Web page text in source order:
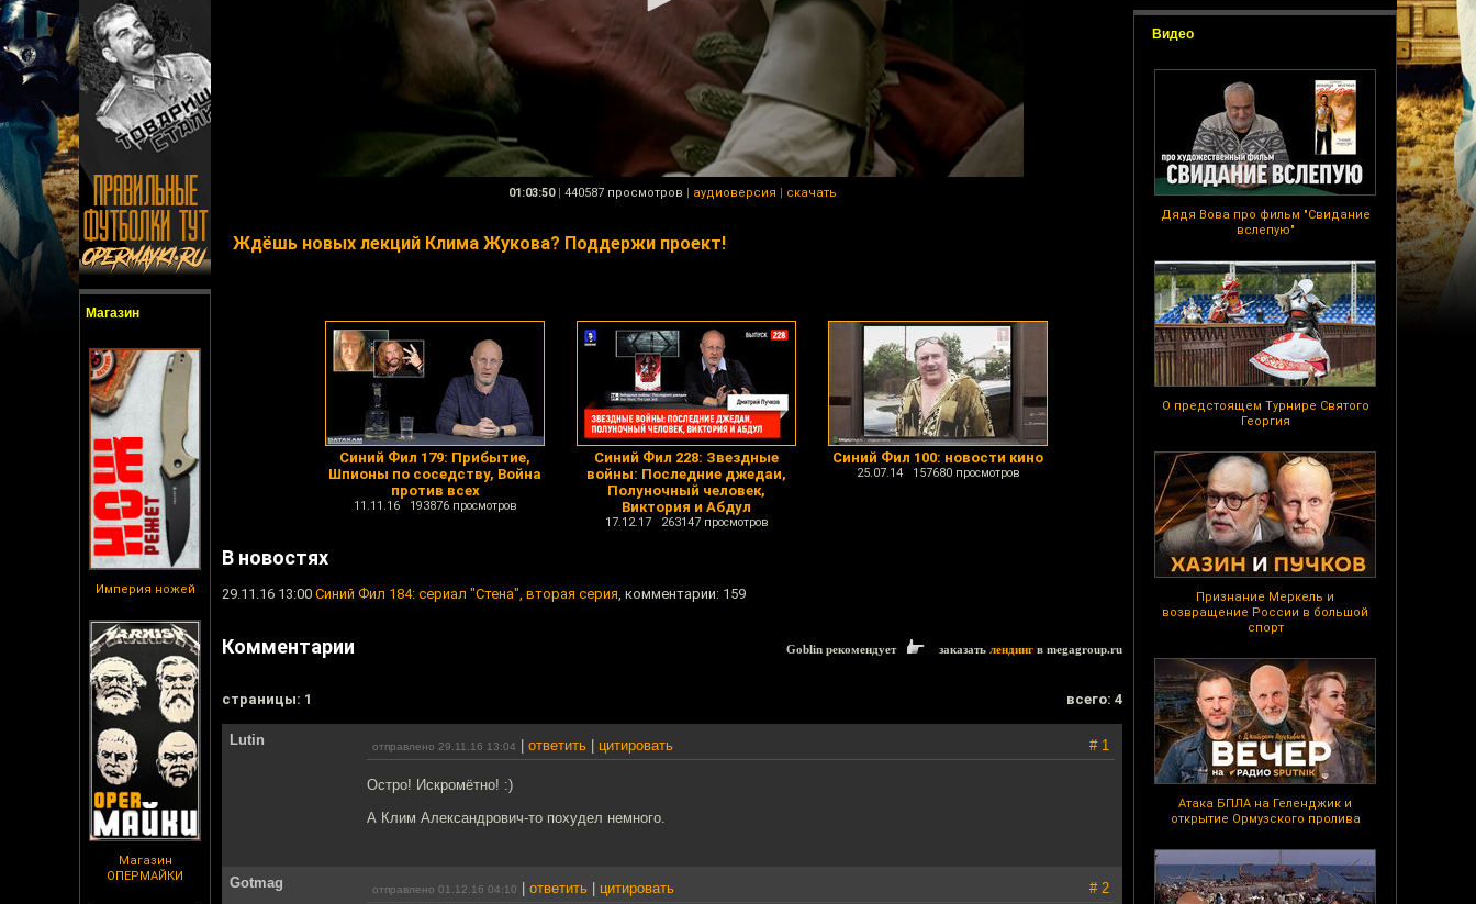
Магазин
Империя ножей
Магазин
ОПЕРМАЙКИ
Видео
Дядя Вова про фильм "Свидание
вслепую"
О предстоящем Турнире Святого
Георгия
Признание Меркель и
возвращение России в большой
спорт
Атака БПЛА на Геленджик и
открытие Ормузского пролива
01:03:50 | 440587 просмотров | аудиоверсия | скачать
Ждёшь новых лекций Клима Жукова? Поддержи проект!
Синий Фил 179: Прибытие,
Шпионы по соседству, Война
против всех
11.11.16 193876 просмотров
Синий Фил 228: Звездные
войны: Последние джедаи,
Полуночный человек,
Виктория и Абдул
17.12.17 263147 просмотров
Синий Фил 100: новости кино
25.07.14 157680 просмотров
В новостях
29.11.16 13:00 Синий Фил 184: сериал "Стена", вторая серия, комментарии: 159
Комментарии Goblin рекомендует заказать лендинг в megagroup.ru
cтраницы: 1 всего: 4
Lutin отправлено 29.11.16 13:04 ответить цитировать # 1
Остро! Искромётно! :)
А Клим Александрович-то похудел немного.
Gotmag отправлено 01.12.16 04:10 ответить цитировать # 2